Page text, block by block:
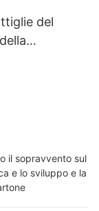
del
il sopravvento sul
e lo sviluppo e la